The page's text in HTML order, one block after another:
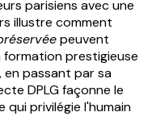
parisiens avec une
illustre comment
peuvent
formation prestigieuse
en passant par sa
DPLG façonne le
privilégie l'humain